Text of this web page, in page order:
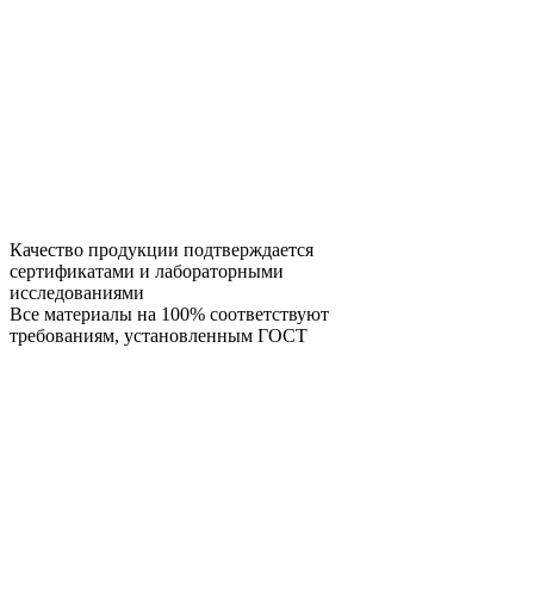
Качество продукции подтверждается
сертификатами и лабораторными
исследованиями
Все материалы на 100% соответствуют
требованиям, установленным ГОСТ